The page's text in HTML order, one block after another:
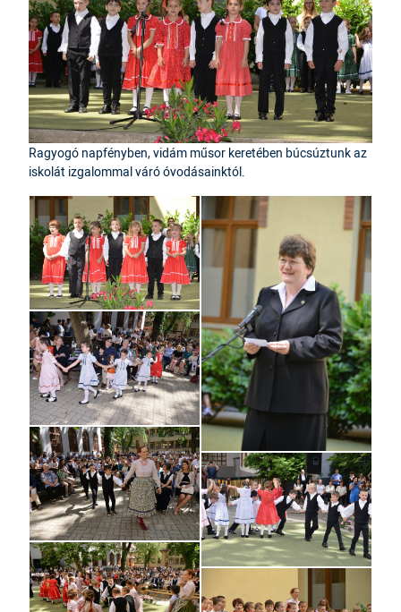
Ragyogó napfényben, vidám műsor keretében búcsúztunk az
iskolát izgalommal váró óvodásainktól.